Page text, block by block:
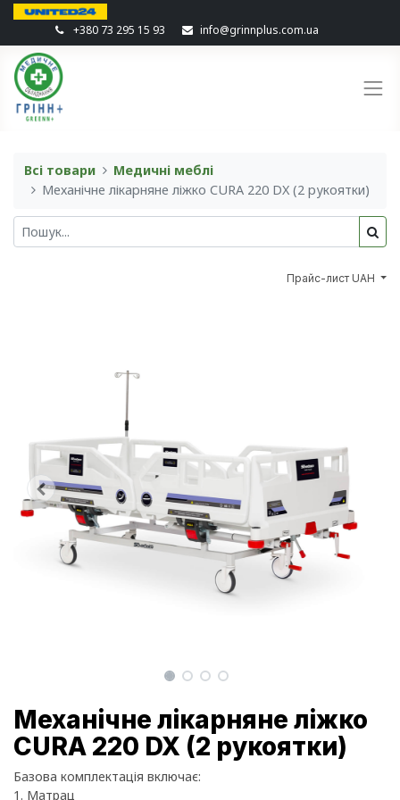
+380 73 295 15 93 info@grinnplus.com.ua
Всі товари
Медичні меблі
Механічне лікарняне ліжко CURA 220 DX (2 рукоятки)
Прайс-лист UAH
Механічне лікарняне ліжко
CURA 220 DX (2 рукоятки)
Базова комплектація включає:
1. Матрац